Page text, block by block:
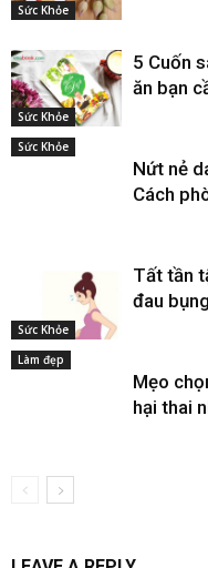
Sức Khỏe
Sức Khỏe
5 Cuốn
ăn bạn
Sức Khỏe
Nứt nẻ
Cách
Sức Khỏe
Tất tần
đau
Làm đẹp
Mẹo
hại thai